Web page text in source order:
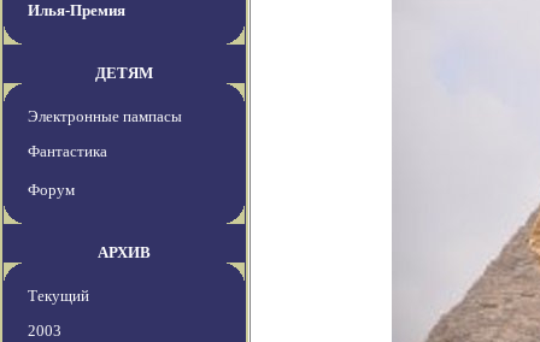
Илья-Премия
ДЕТЯМ
Электронные пампасы
Фантастика
Форум
АРХИВ
Текущий
2003